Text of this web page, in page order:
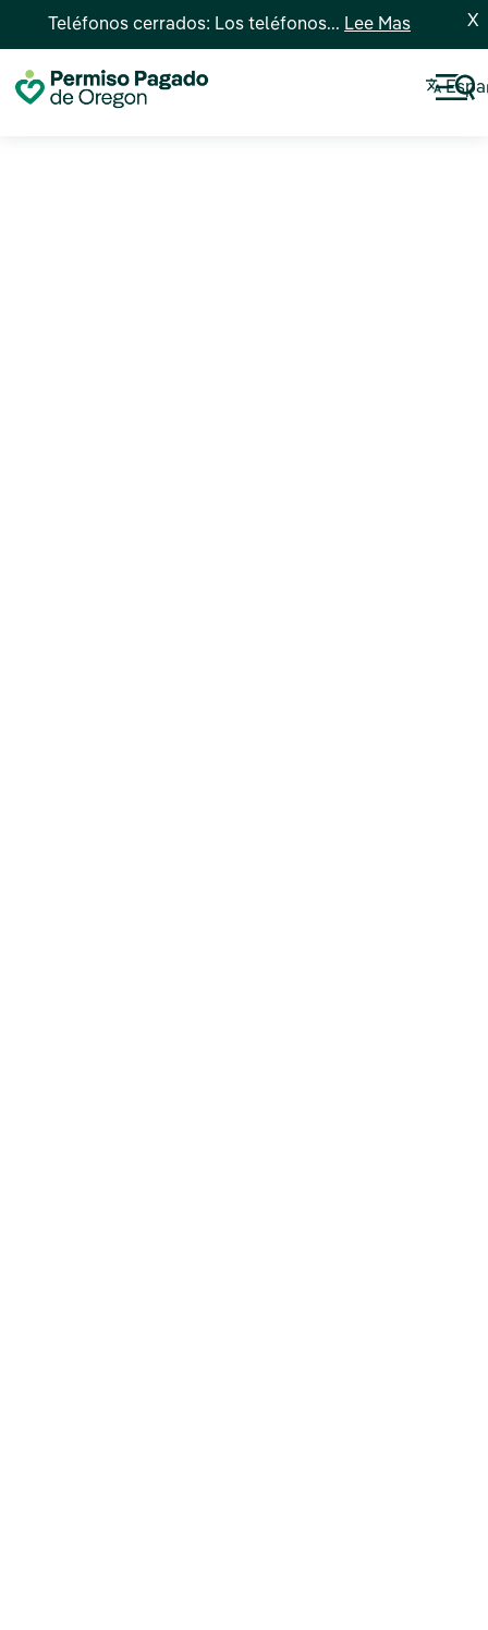
Teléfonos cerrados: Los teléfonos... Lee Mas X